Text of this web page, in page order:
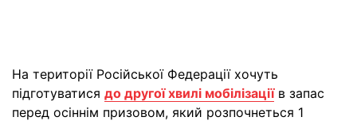
На території Російської Федерації хочуть
підготуватися до другої хвилі мобілізаціїв запас
перед осіннім призовом, який розпочнеться 1